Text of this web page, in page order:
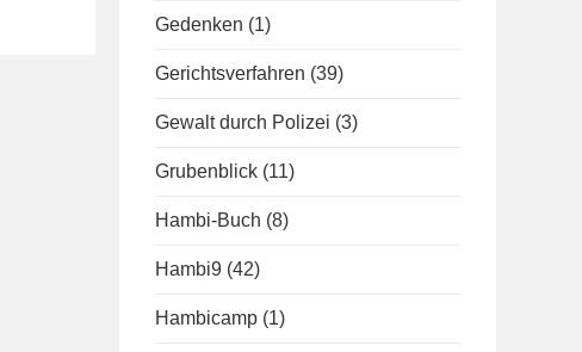
Gedenken (1)
Gerichtsverfahren (39)
Gewalt durch Polizei (3)
Grubenblick (11)
Hambi-Buch (8)
Hambi9 (42)
Hambicamp (1)